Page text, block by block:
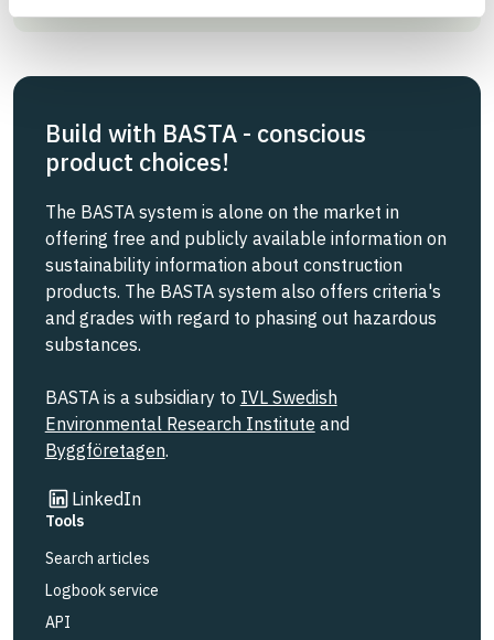
Build with BASTA - conscious
product choices!
The BASTA system is alone on the market in
offering free and publicly available information on
sustainability information about construction
products. The BASTA system also offers criteria's
and grades with regard to phasing out hazardous
substances.
BASTA is a subsidiary to IVL Swedish
Environmental Research Institute and
Byggföretagen.
LinkedIn
Link to other website
Tools
Search articles
Logbook service
API